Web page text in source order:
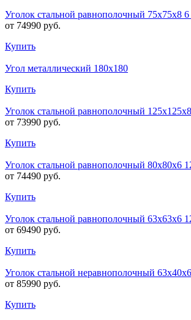
Уголок стальной равнополочный 75х75х8 6
от 74990 руб.
Купить
Угол металлический 180х180
Купить
Уголок стальной равнополочный
от 73990 руб.
Купить
Уголок стальной равнополочный 80х80х6
от 74490 руб.
Купить
Уголок стальной равнополочный 63х63х6
от 69490 руб.
Купить
Уголок стальной неравнополочный
от 85990 руб.
Купить